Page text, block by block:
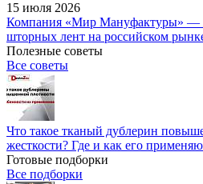
15 июля 2026
Компания «Мир Мануфактуры» —
шторных лент на российском
Полезные советы
Все советы
Что такое тканый дублерин
жесткости? Где и как его
Готовые подборки
Все подборки